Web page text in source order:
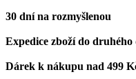
30 dní na rozmyšlenou
Expedice zboží do druhého
Dárek k nákupu nad 499